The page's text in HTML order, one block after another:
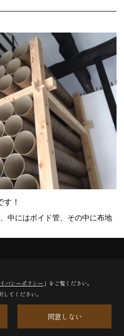
！
中にはボイド管、その中に布地
バシーポリシー 」をご覧ください。
てください。
同意しない